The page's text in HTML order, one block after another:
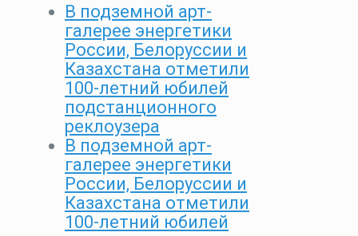
В подземной арт-
галерее энергетики
России, Белоруссии и
Казахстана отметили
100-летний юбилей
подстанционного
реклоузера
В подземной арт-
галерее энергетики
России, Белоруссии и
Казахстана отметили
100-летний юбилей